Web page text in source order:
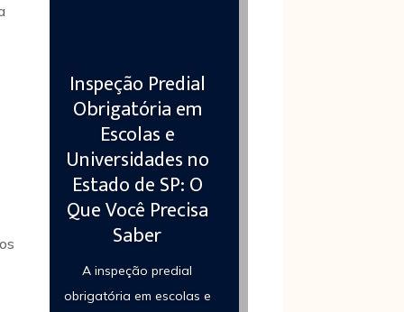
Inspeção Predial
Obrigatória em
Escolas e
Universidades no
Estado de SP: O
Que Você Precisa
Saber
A inspeção predial
obrigatória em escolas e